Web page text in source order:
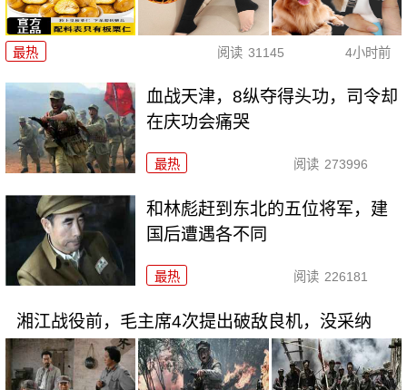
最热 阅读 31145 4小时前
血战天津，8纵夺得头功，司令却
在庆功会痛哭
最热 阅读 273996
和林彪赶到东北的五位将军，建
国后遭遇各不同
最热 阅读 226181
湘江战役前，毛主席4次提出破敌良机，没采纳